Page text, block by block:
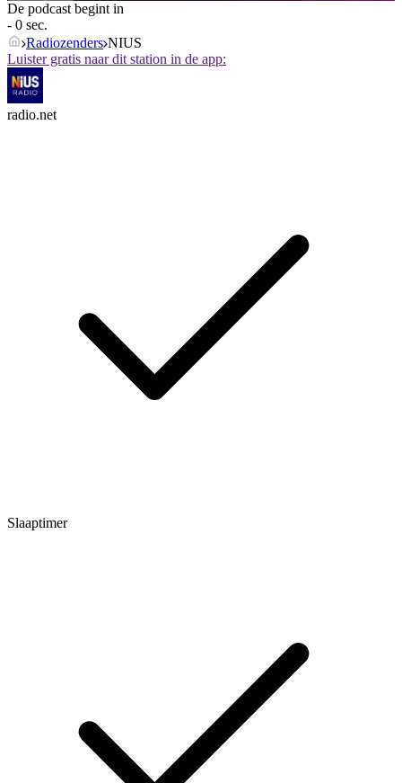
De podcast begint in
- 0 sec.
Radiozenders NIUS
Luister gratis naar dit station in de app:
radio.net
Slaaptimer